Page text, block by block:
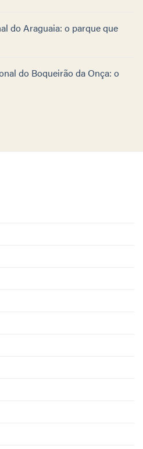
do Araguaia: o parque que
do Boqueirão da Onça: o